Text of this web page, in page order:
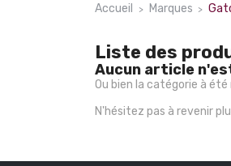
Accueil Marques
Liste des
Aucun article
Ou bien la catégorie à
N'hésitez pas à revenir